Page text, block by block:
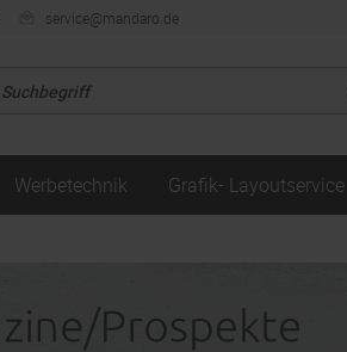
service@mandaro.de
Werbetechnik Grafik- Layoutservice